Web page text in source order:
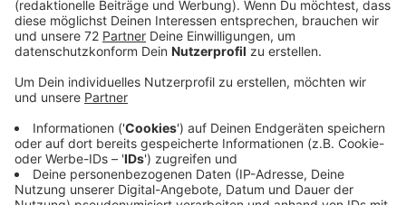
Kunstlehrerin Katrin Wiegers. Die Schülerinnen und
Schüler haben sich im Unterricht mit Bauhaus-
Künstlern beschäftigt und Motive aus Lüdinghausen
ausgesucht. Teilweise haben sie Schablonen
vorbereitet, teilweise nutzen sie Skizzen als Vorlage.
Malaktion mit Schülern des St. Antonius-Gymnasiums
in der Tiefgarage. Und am Sonntag danach (14.06.)
eine abschließende Runde mit Kindern von Mitgliedern